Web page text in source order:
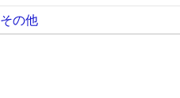
その他